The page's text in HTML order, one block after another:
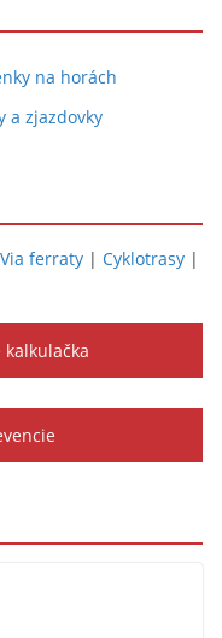
na horách
a zjazdovky
Via ferraty | Cyklotrasy |